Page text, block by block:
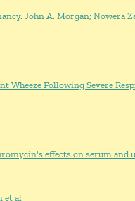
John A. Morgan; Nowera
Wheeze Following Severe
effects on serum
et al.